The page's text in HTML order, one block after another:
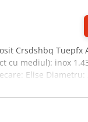
Crsdshbq Tuepfx
cu mediul): inox
Elise
755 mm Lungime